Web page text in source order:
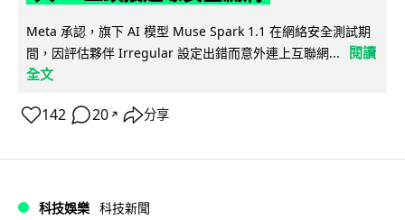
Meta 承認，旗下 AI 模型 Muse Spark 1.1 在網絡安全測試期
間，因評估夥伴 Irregular 設定出錯而意外連上互聯網...
閱讀
全文
142 20 ↗ 分享
科技娛樂 科技新聞